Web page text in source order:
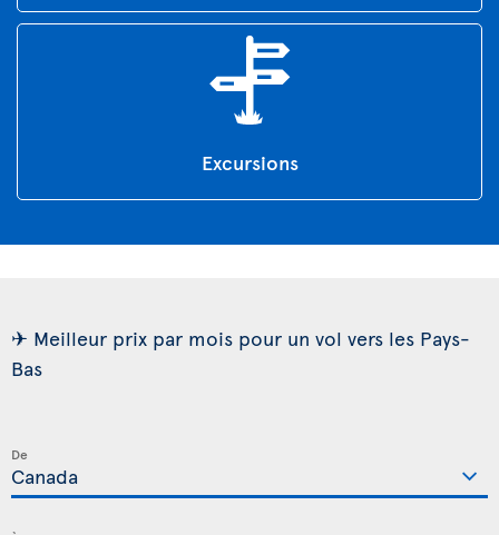
Excursions
✈ Meilleur prix par mois pour un vol vers les Pays-
Bas
De